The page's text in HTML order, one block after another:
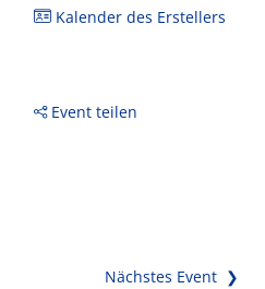
Kalender des Erstellers
Event teilen
Nächstes Event ❯